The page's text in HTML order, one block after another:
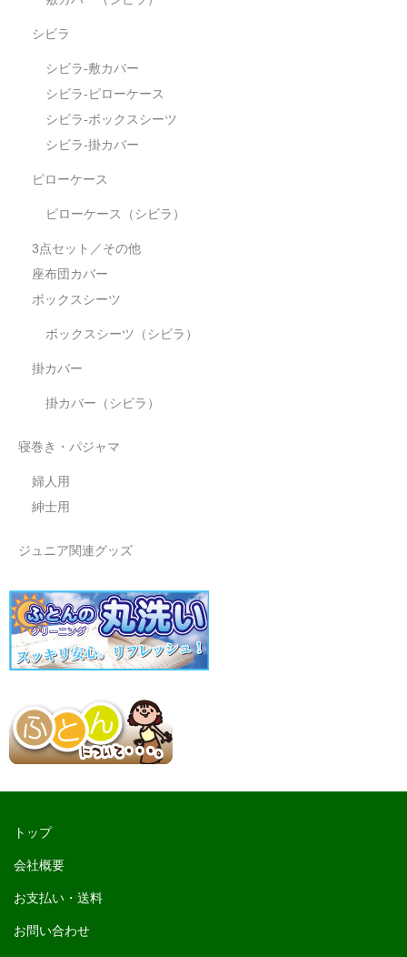
シビラ
シビラ-敷カバー
シビラ-ピローケース
シビラ-ボックスシーツ
シビラ-掛カバー
ピローケース
ピローケース（シビラ）
3点セット／その他
座布団カバー
ボックスシーツ
ボックスシーツ（シビラ）
掛カバー
掛カバー（シビラ）
寝巻き・パジャマ
婦人用
紳士用
ジュニア関連グッズ
トップ
会社概要
お支払い・送料
お問い合わせ